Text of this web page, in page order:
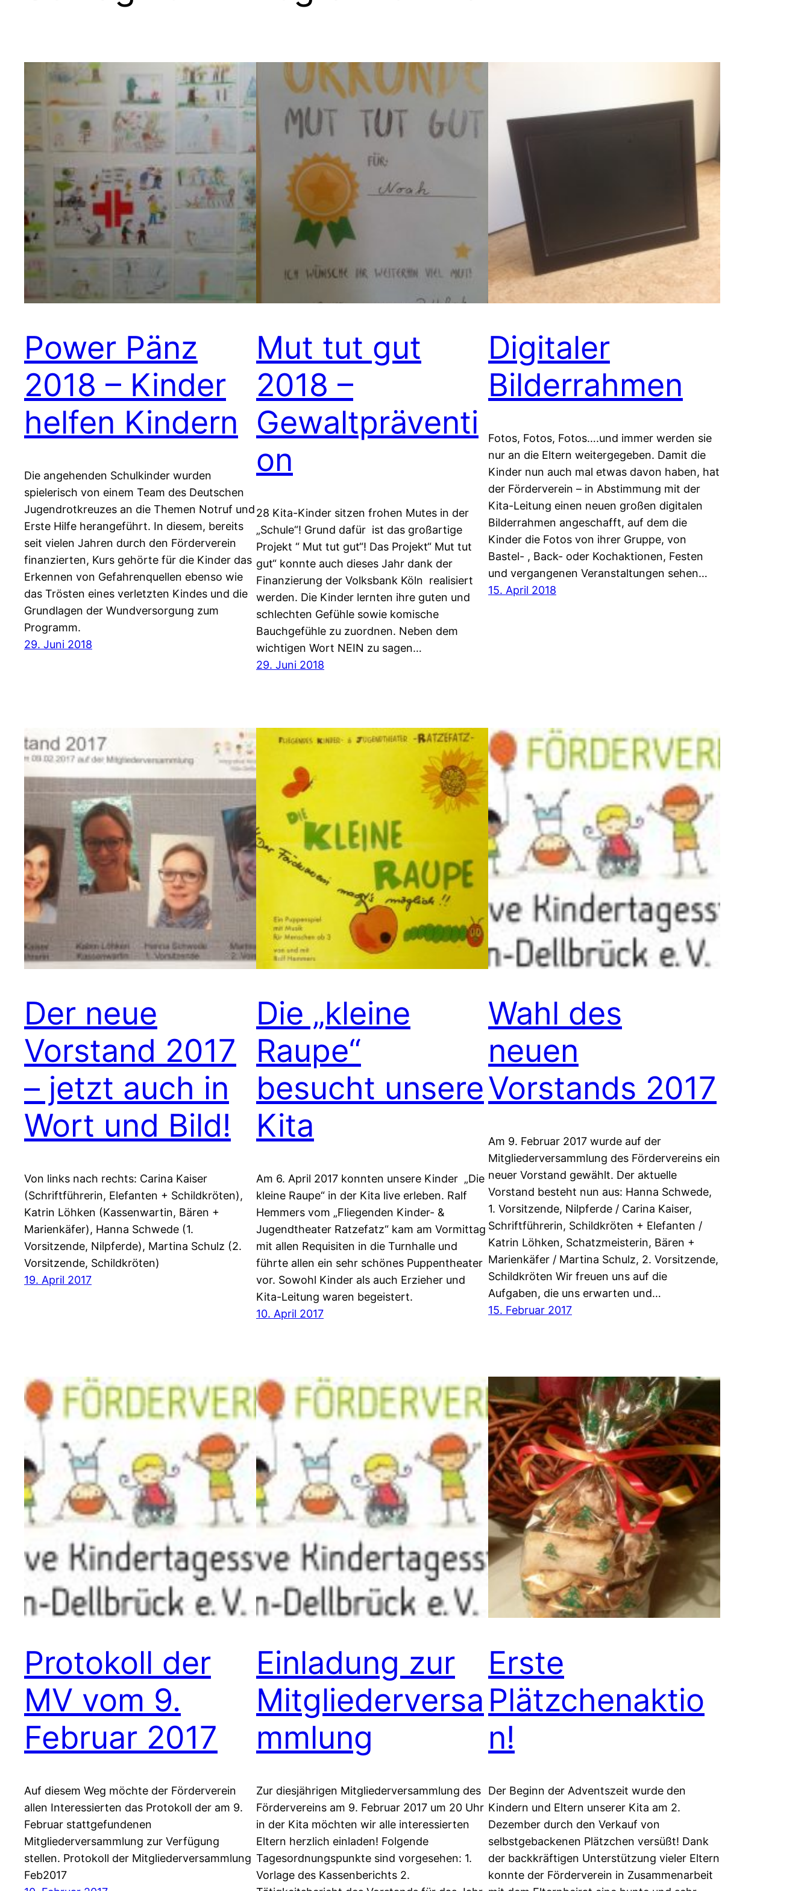
Power Pänz
2018 – Kinder
helfen Kindern
Die angehenden Schulkinder wurden
spielerisch von einem Team des Deutschen
Jugendrotkreuzes an die Themen Notruf und
Erste Hilfe herangeführt. In diesem, bereits
seit vielen Jahren durch den Förderverein
finanzierten, Kurs gehörte für die Kinder das
Erkennen von Gefahrenquellen ebenso wie
das Trösten eines verletzten Kindes und die
Grundlagen der Wundversorgung zum
Programm.
29. Juni 2018
Mut tut gut
2018 –
Gewaltpräventi
on
28 Kita-Kinder sitzen frohen Mutes in der
„Schule“! Grund dafür ist das großartige
Projekt “ Mut tut gut“! Das Projekt“ Mut tut
gut“ konnte auch dieses Jahr dank der
Finanzierung der Volksbank Köln realisiert
werden. Die Kinder lernten ihre guten und
schlechten Gefühle sowie komische
Bauchgefühle zu zuordnen. Neben dem
wichtigen Wort NEIN zu sagen…
29. Juni 2018
Digitaler
Bilderrahmen
Fotos, Fotos, Fotos….und immer werden sie
nur an die Eltern weitergegeben. Damit die
Kinder nun auch mal etwas davon haben, hat
der Förderverein – in Abstimmung mit der
Kita-Leitung einen neuen großen digitalen
Bilderrahmen angeschafft, auf dem die
Kinder die Fotos von ihrer Gruppe, von
Bastel- , Back- oder Kochaktionen, Festen
und vergangenen Veranstaltungen sehen…
15. April 2018
Der neue
Vorstand 2017
– jetzt auch in
Wort und Bild!
Von links nach rechts: Carina Kaiser
(Schriftführerin, Elefanten + Schildkröten),
Katrin Löhken (Kassenwartin, Bären +
Marienkäfer), Hanna Schwede (1.
Vorsitzende, Nilpferde), Martina Schulz (2.
Vorsitzende, Schildkröten)
19. April 2017
Die „kleine
Raupe“
besucht unsere
Kita
Am 6. April 2017 konnten unsere Kinder „Die
kleine Raupe“ in der Kita live erleben. Ralf
Hemmers vom „Fliegenden Kinder- &
Jugendtheater Ratzefatz“ kam am Vormittag
mit allen Requisiten in die Turnhalle und
führte allen ein sehr schönes Puppentheater
vor. Sowohl Kinder als auch Erzieher und
Kita-Leitung waren begeistert.
10. April 2017
Wahl des
neuen
Vorstands 2017
Am 9. Februar 2017 wurde auf der
Mitgliederversammlung des Fördervereins ein
neuer Vorstand gewählt. Der aktuelle
Vorstand besteht nun aus: Hanna Schwede,
1. Vorsitzende, Nilpferde / Carina Kaiser,
Schriftführerin, Schildkröten + Elefanten /
Katrin Löhken, Schatzmeisterin, Bären +
Marienkäfer / Martina Schulz, 2. Vorsitzende,
Schildkröten Wir freuen uns auf die
Aufgaben, die uns erwarten und…
15. Februar 2017
Protokoll der
MV vom 9.
Februar 2017
Auf diesem Weg möchte der Förderverein
allen Interessierten das Protokoll der am 9.
Februar stattgefundenen
Mitgliederversammlung zur Verfügung
stellen. Protokoll der Mitgliederversammlung
Feb2017
Einladung zur
Mitgliederversa
mmlung
Zur diesjährigen Mitgliederversammlung des
Fördervereins am 9. Februar 2017 um 20 Uhr
in der Kita möchten wir alle interessierten
Eltern herzlich einladen! Folgende
Tagesordnungspunkte sind vorgesehen: 1.
Vorlage des Kassenberichts 2.
Erste
Plätzchenaktio
n!
Der Beginn der Adventszeit wurde den
Kindern und Eltern unserer Kita am 2.
Dezember durch den Verkauf von
selbstgebackenen Plätzchen versüßt! Dank
der backkräftigen Unterstützung vieler Eltern
konnte der Förderverein in Zusammenarbeit